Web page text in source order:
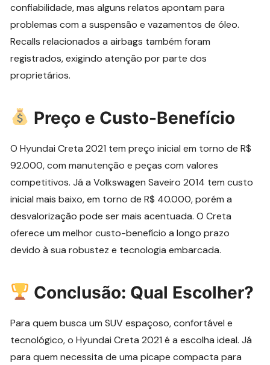
confiabilidade, mas alguns relatos apontam para
problemas com a suspensão e vazamentos de óleo.
Recalls relacionados a airbags também foram
registrados, exigindo atenção por parte dos
proprietários.
Preço e Custo-Benefício
O Hyundai Creta 2021 tem preço inicial em torno de R$
92.000, com manutenção e peças com valores
competitivos. Já a Volkswagen Saveiro 2014 tem custo
inicial mais baixo, em torno de R$ 40.000, porém a
desvalorização pode ser mais acentuada. O Creta
oferece um melhor custo-benefício a longo prazo
devido à sua robustez e tecnologia embarcada.
Conclusão: Qual Escolher?
Para quem busca um SUV espaçoso, confortável e
tecnológico, o Hyundai Creta 2021 é a escolha ideal. Já
para quem necessita de uma picape compacta para